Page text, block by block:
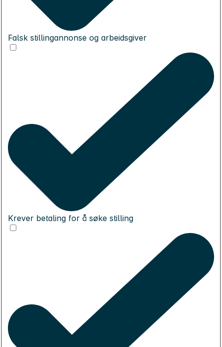
Falsk stillingannonse og arbeidsgiver
Krever betaling for å søke stilling